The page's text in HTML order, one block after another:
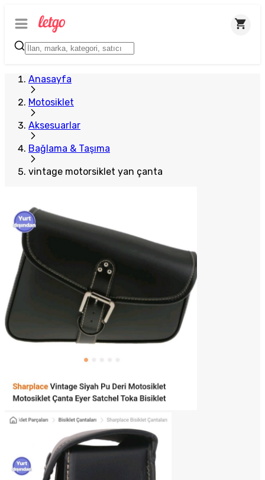
Anasayfa
Motosiklet
Aksesuarlar
Bağlama & Taşıma
vintage motorsiklet yan çanta
Plus Satıcı